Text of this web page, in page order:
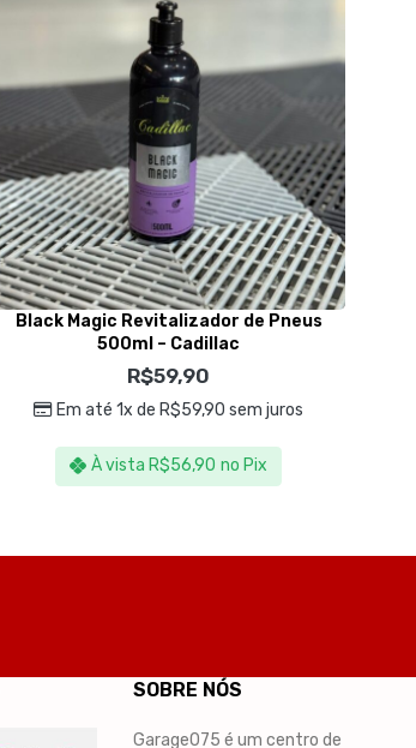
Black Magic Revitalizador de Pneus
500ml – Cadillac
R$59,90
Em até 1x de R$59,90 sem juros
À vista R$56,90 no Pix
SOBRE NÓS
Garage075 é um centro de